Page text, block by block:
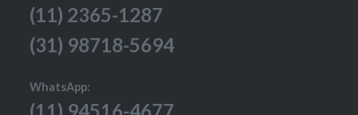
(11) 2365-1287
(31) 98718-5694
WhatsApp:
(11) 94516-4677